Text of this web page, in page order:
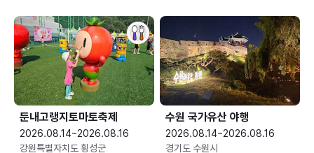
둔내고랭지토마토축제
2026.08.14~2026.08.16
강원특별자치도 횡성군
수원 국가유산 야행
2026.08.14~2026.08.16
경기도 수원시